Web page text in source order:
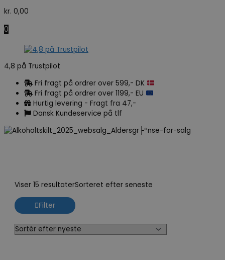
kr. 0,00
0
4,8 på Trustpilot
Fri fragt på ordrer over 599,- DK
Fri fragt på ordrer over 1199,- EU
Hurtig levering - Fragt fra 47,-
Dansk Kundeservice på tlf
Viser 15 resultaterSorteret efter seneste
Filter